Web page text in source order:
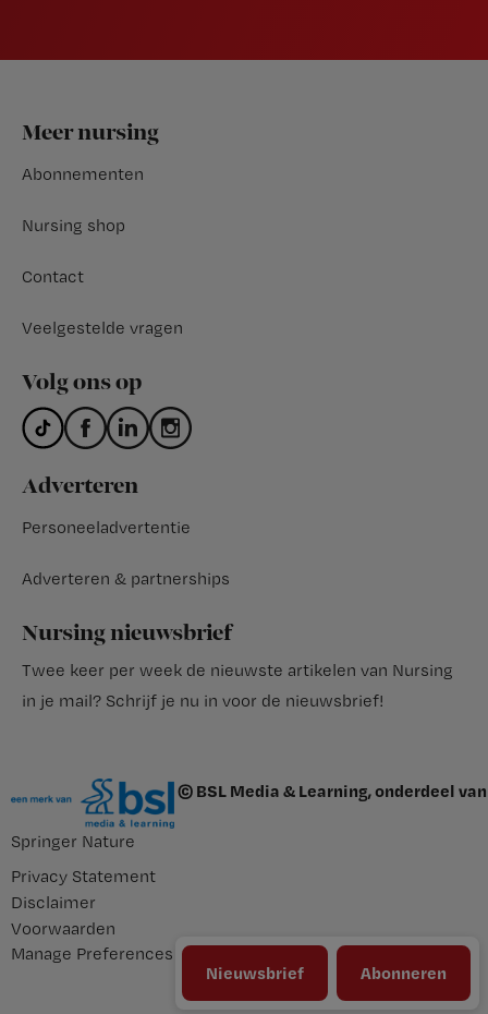
Nieuwsbrief Abonneren
Footer
Meer nursing
Abonnementen
Nursing shop
Contact
Veelgestelde vragen
Volg ons op
Adverteren
Personeeladvertentie
Adverteren & partnerships
Nursing nieuwsbrief
Twee keer per week de nieuwste artikelen van Nursing
in je mail? Schrijf je nu in voor de nieuwsbrief!
© BSL Media & Learning, onderdeel van
Springer Nature
Privacy Statement
Disclaimer
Voorwaarden
Manage Preferences